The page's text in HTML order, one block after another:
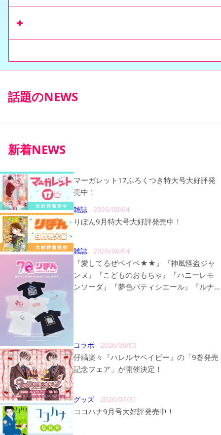
話題のNEWS
新着NEWS
マーガレット17ふろくつき特大号大好評発
売中！
雑誌 2026/08/04
りぼん9月特大号大好評発売中！
雑誌 2026/08/04
『愛してるぜベイベ★★』『神風怪盗ジャ
ンヌ』『こどものおもちゃ』『ハニーレモ
ンソーダ』『夢色パティシエール』『ルナ
コラボ 2026/08/03
仔縞楽々『ハレルヤベイビー』の「9巻発売
記念フェア」が開催決定！
グッズ 2026/07/31
ココハナ9月号大好評発売中！